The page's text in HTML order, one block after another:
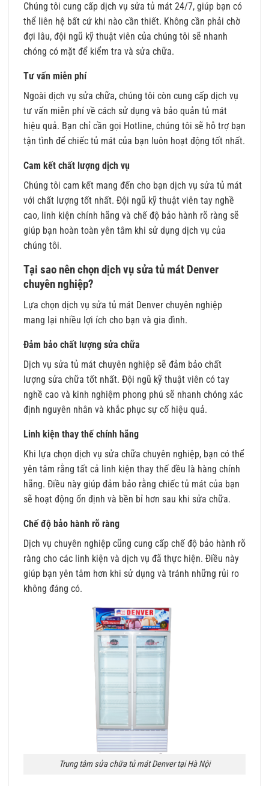
Chúng tôi cung cấp dịch vụ sửa tủ mát 24/7, giúp bạn có
thể liên hệ bất cứ khi nào cần thiết. Không cần phải chờ
đợi lâu, đội ngũ kỹ thuật viên của chúng tôi sẽ nhanh
chóng có mặt để kiểm tra và sửa chữa.
Tư vấn miễn phí
Ngoài dịch vụ sửa chữa, chúng tôi còn cung cấp dịch vụ
tư vấn miễn phí về cách sử dụng và bảo quản tủ mát
hiệu quả. Bạn chỉ cần gọi Hotline, chúng tôi sẽ hỗ trợ bạn
tận tình để chiếc tủ mát của bạn luôn hoạt động tốt nhất.
Cam kết chất lượng dịch vụ
Chúng tôi cam kết mang đến cho bạn dịch vụ sửa tủ mát
với chất lượng tốt nhất. Đội ngũ kỹ thuật viên tay nghề
cao, linh kiện chính hãng và chế độ bảo hành rõ ràng sẽ
giúp bạn hoàn toàn yên tâm khi sử dụng dịch vụ của
chúng tôi.
Tại sao nên chọn dịch vụ sửa tủ mát Denver
chuyên nghiệp?
Lựa chọn dịch vụ sửa tủ mát Denver chuyên nghiệp
mang lại nhiều lợi ích cho bạn và gia đình.
Đảm bảo chất lượng sửa chữa
Dịch vụ sửa tủ mát chuyên nghiệp sẽ đảm bảo chất
lượng sửa chữa tốt nhất. Đội ngũ kỹ thuật viên có tay
nghề cao và kinh nghiệm phong phú sẽ nhanh chóng xác
định nguyên nhân và khắc phục sự cố hiệu quả.
Linh kiện thay thế chính hãng
Khi lựa chọn dịch vụ sửa chữa chuyên nghiệp, bạn có thể
yên tâm rằng tất cả linh kiện thay thế đều là hàng chính
hãng. Điều này giúp đảm bảo rằng chiếc tủ mát của bạn
sẽ hoạt động ổn định và bền bỉ hơn sau khi sửa chữa.
Chế độ bảo hành rõ ràng
Dịch vụ chuyên nghiệp cũng cung cấp chế độ bảo hành rõ
ràng cho các linh kiện và dịch vụ đã thực hiện. Điều này
giúp bạn yên tâm hơn khi sử dụng và tránh những rủi ro
không đáng có.
Trung tâm sửa chữa tủ mát Denver tại Hà Nội